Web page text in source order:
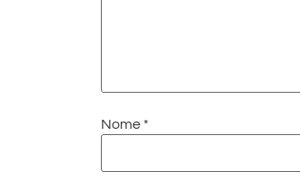
Nome *